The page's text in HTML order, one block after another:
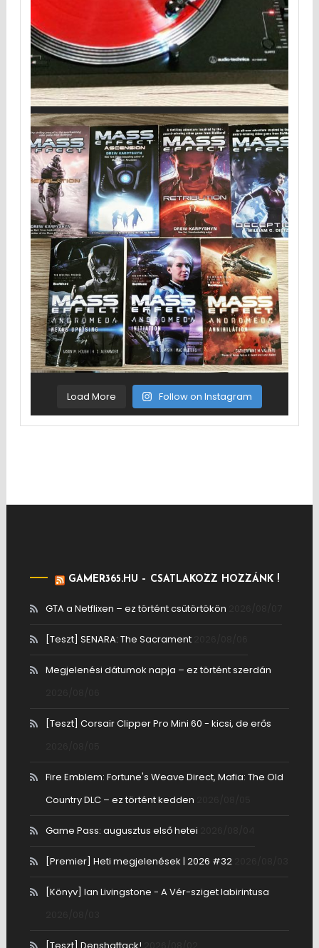
Load More Follow on Instagram
GAMER365.HU – CSATLAKOZZ HOZZÁNK !
GTA a Netflixen – ez történt csütörtökön
[Teszt] SENARA: The Sacrament
Megjelenési dátumok napja – ez történt szerdán
[Teszt] Corsair Clipper Pro Mini 60 - kicsi, de erős
Fire Emblem: Fortune's Weave Direct, Mafia: The Old
Country DLC – ez történt kedden
Game Pass: augusztus első hetei
[Premier] Heti megjelenések | 2026 #32
[Könyv] Ian Livingstone - A Vér-sziget labirintusa